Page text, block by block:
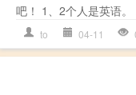
吧！ 1、2个人是英语
to 04-11